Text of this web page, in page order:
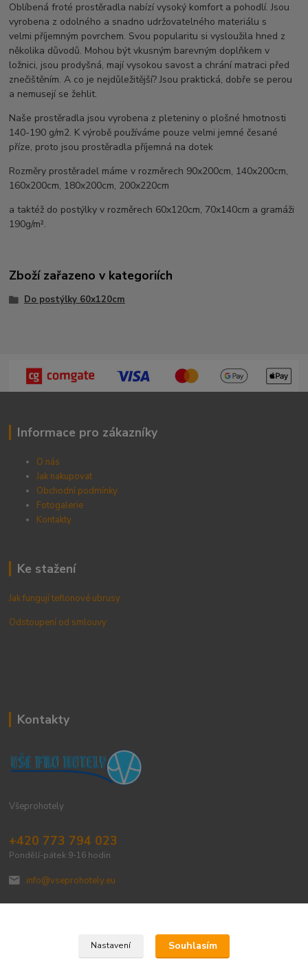
Oblíbená froté prostěradla nabízí vysoký komfort a pohodlí. Jsou
vyrobena z odolného a snadno udržovatelného materiálu s
velmi příjemným povrchem. Svou popularitu si vysloužila hned z
několika důvodů. Mohou být vkusným barevným doplňkem v
ložnici, jsou prodyšná, mají vysokou savost a chrání matraci před
znečištěním. A co je nejdůležitější? Jsou praktická, dobře se perou
a nemusejí se žehlit.
Naše prostěradla jsou vyrobena z pleteniny o plošné hmotnosti
140-190 g/m2. K výrobě používáme pouze velmi jemné česané
příze, proto jsou prostěradla příjemná na dotek
Rozměry prostěradel máme v rozměrech 90x200cm, 140x200cm,
160x200cm, 180x200cm, 200x220cm
a taktéž do postýlky v rozměrech 60x120cm, 70x140cm a gramáži
190g/m².
Zboží zařazeno v kategoriích
Do postýlky 60x120cm
Informace pro zákazníky
O nás
Jak nakupovat
Obchodní podmínky
Fotogalerie
Kontakty
Ke stažení
Jak fungují teflonové ubrusy
Odstoupení od smlouvy
Kontakty
Všeprohotely
+420 773 794 023
Pondělí-pátek 9-16 hodin
info@vseprohotely.eu
Upravit sběr cookies.
Nastavení Souhlasím